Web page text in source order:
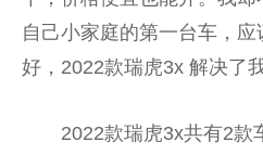
自己小家庭的第一台车，
好，2022款瑞虎3x 解决了
2022款瑞虎3x共有2款